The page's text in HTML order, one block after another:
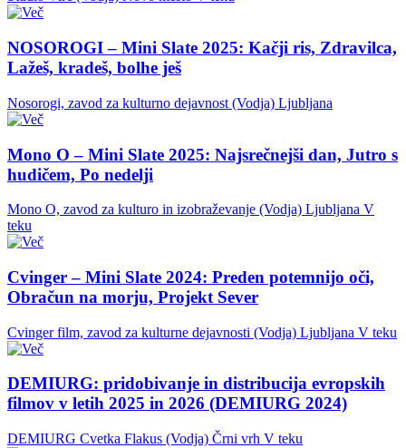
NOSOROGI – Mini Slate 2025: Kačji ris, Zdravilca,
Lažeš, kradeš, bolhe ješ
Nosorogi, zavod za kulturno dejavnost (Vodja) Ljubljana
Mono O – Mini Slate 2025: Najsrečnejši dan, Jutro s
hudičem, Po nedelji
Mono O, zavod za kulturo in izobraževanje (Vodja) Ljubljana V
teku
Cvinger – Mini Slate 2024: Preden potemnijo oči,
Obračun na morju, Projekt Sever
Cvinger film, zavod za kulturne dejavnosti (Vodja) Ljubljana V teku
DEMIURG: pridobivanje in distribucija evropskih
filmov v letih 2025 in 2026 (DEMIURG 2024)
DEMIURG Cvetka Flakus (Vodja) Črni vrh V teku